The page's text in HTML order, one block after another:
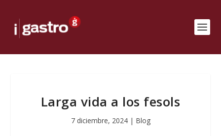
Larga vida a los fesols
7 diciembre, 2024| Blog